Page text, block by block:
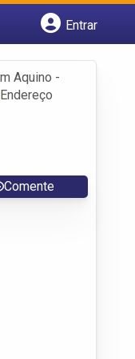
Entrar
Aquino -
Endereço
Comente